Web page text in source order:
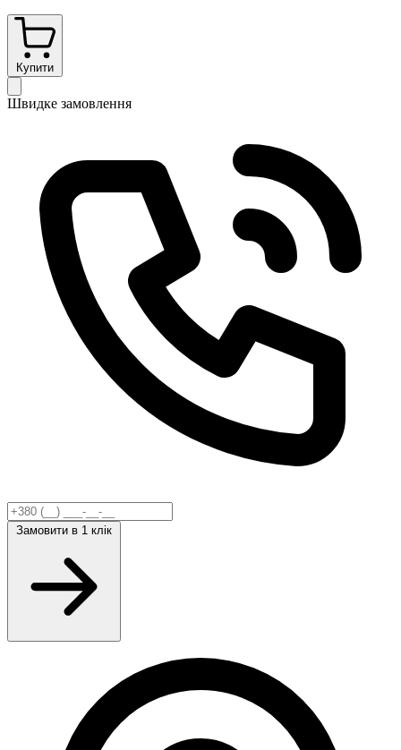
Купити
Швидке замовлення
Замовити в 1 клік